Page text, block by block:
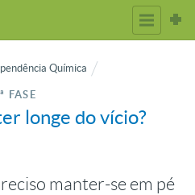
Química
FASE
longe do vício?
manter-se em pé